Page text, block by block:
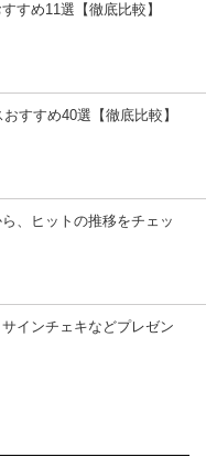
すめ11選【徹底比較】
すすめ40選【徹底比較】
、ヒットの推移をチェッ
インチェキなどプレゼン